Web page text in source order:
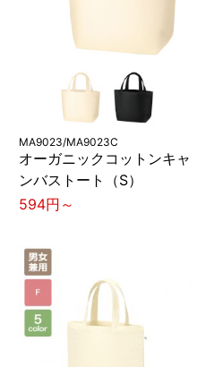
MA9023/MA9023C
オーガニックコットンキャ
ンバストート（S）
594円～